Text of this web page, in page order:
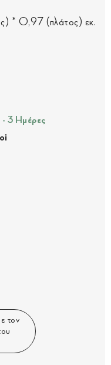
* 0,97 (πλάτος) εκ.
3 Ημέρες
τον